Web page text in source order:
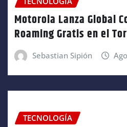
Motorola Lanza Global
Roaming Gratis en el
Sebastian Sipión
TECNOLOGÍA